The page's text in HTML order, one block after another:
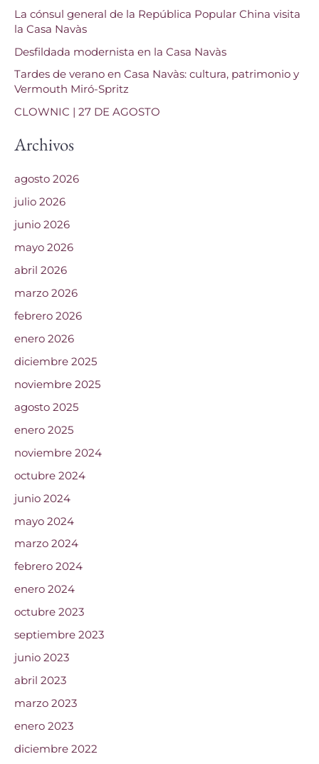
r
p
o
r
:
La cónsul general de la República Popular China visita
la Casa Navàs
Desfildada modernista en la Casa Navàs
Tardes de verano en Casa Navàs: cultura, patrimonio y
Vermouth Miró-Spritz
CLOWNIC | 27 DE AGOSTO
Archivos
agosto 2026
julio 2026
junio 2026
mayo 2026
abril 2026
marzo 2026
febrero 2026
enero 2026
diciembre 2025
noviembre 2025
agosto 2025
enero 2025
noviembre 2024
octubre 2024
junio 2024
mayo 2024
marzo 2024
febrero 2024
enero 2024
octubre 2023
septiembre 2023
junio 2023
abril 2023
marzo 2023
enero 2023
diciembre 2022